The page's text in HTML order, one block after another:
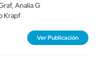
, Analia G
Krapf
Ver Publicación